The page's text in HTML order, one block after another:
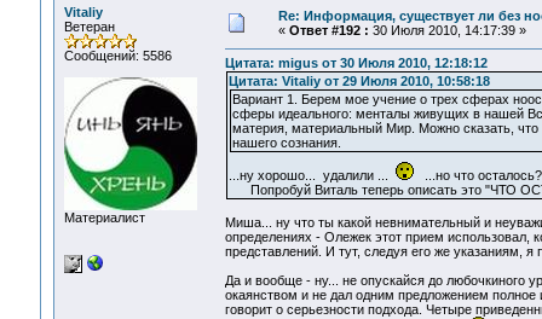
Vitaliy
Ветеран
Сообщений: 5586
Материалист
Re: Информация, существует ли без
« Ответ #192 : 30 Июля 2010, 14:17:39 »
Цитата: migus от 30 Июля 2010, 12:18:12
Цитата: Vitaliy от 29 Июля 2010, 10:58:18
Вариант 1. Берем мое учение о трех сферах
сферы идеального: менталы живущих в нашей
материя, материальный Мир. Можно сказать, что
нашего сознания.
...ну хорошо... удалили ...
...но что
Попробуй Виталь теперь описать это "ЧТО
Миша... ну что ты какой невнимательный и
определениях - Олежек этот прием использовал,
представлений. И тут, следуя его же указаниям, я
Да и вообще - ну... не опускайся до любочкиного
окаянством и не дал одним предложением полное
говорит о серьезности подхода. Четыре